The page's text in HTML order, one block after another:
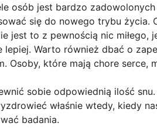
osób jest bardzo
się do nowego trybu życia.
jest to z pewnością nic miłego,
Warto również dbać o
Osoby, które mają chore serce,
sobie odpowiednią ilość
właśnie wtedy, kiedy
badania.